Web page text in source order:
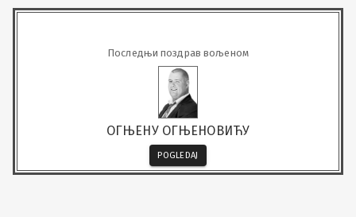
Последњи поздрав вољеном
ОГЊЕНУ ОГЊЕНОВИЋУ
POGLEDAJ